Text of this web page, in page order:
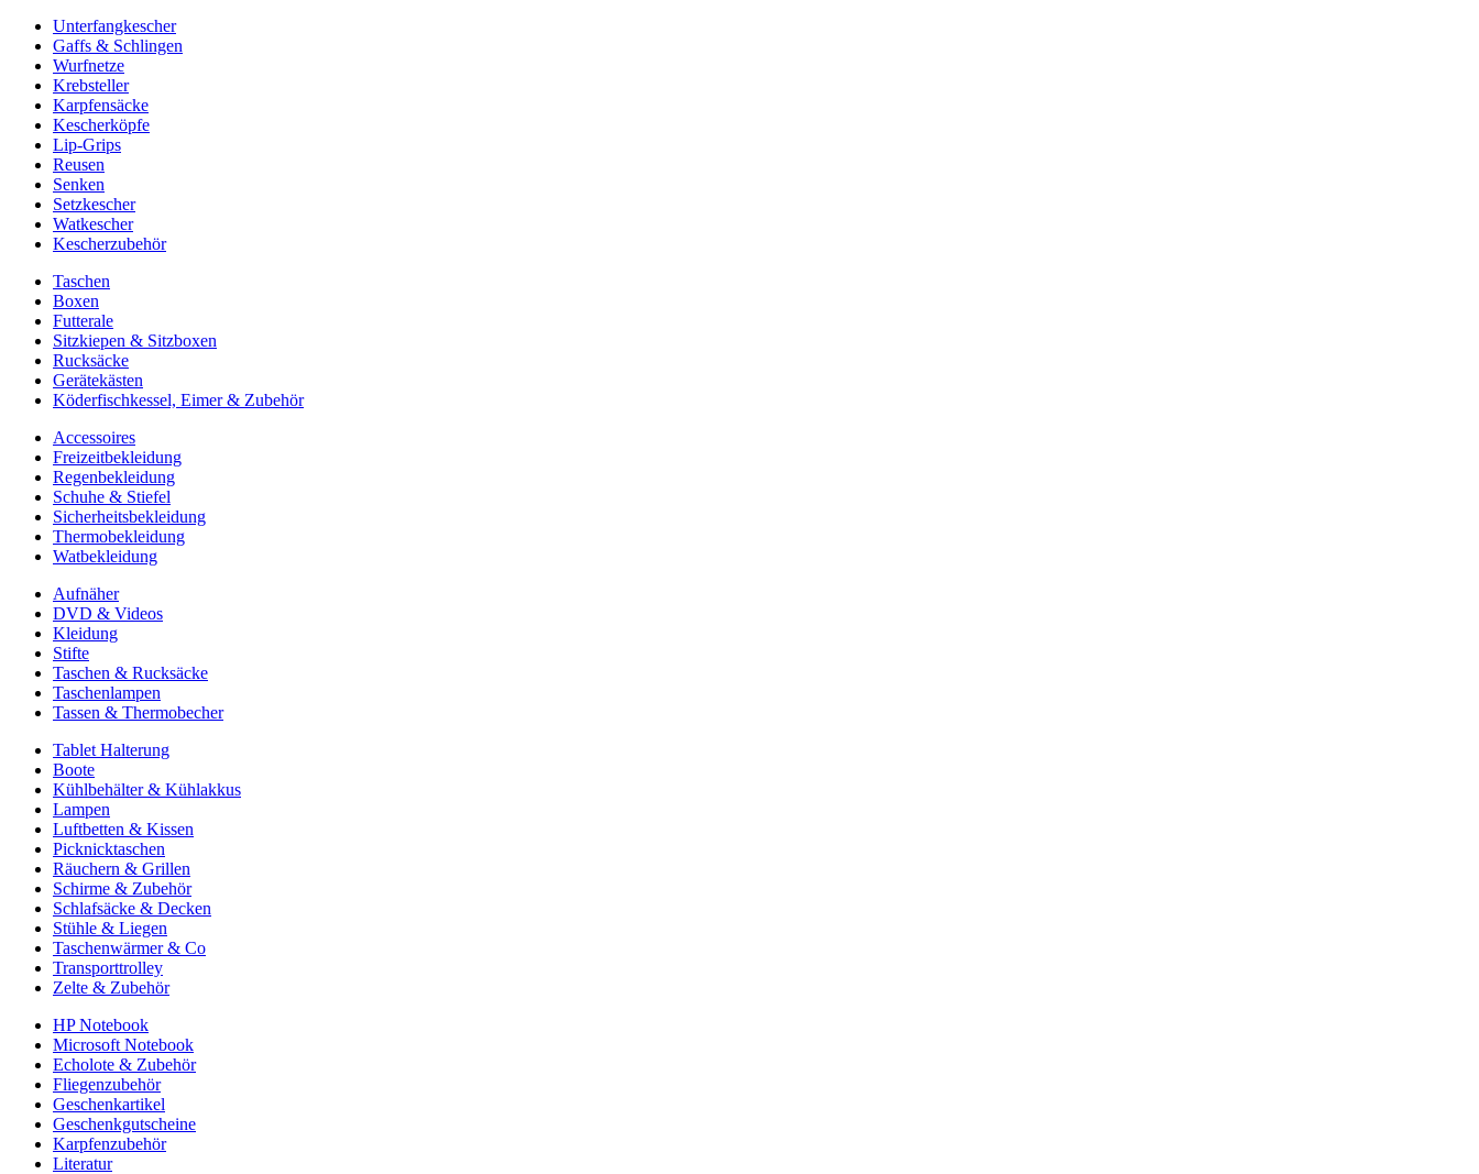
Unterfangkescher
Gaffs & Schlingen
Wurfnetze
Krebsteller
Karpfensäcke
Kescherköpfe
Lip-Grips
Reusen
Senken
Setzkescher
Watkescher
Kescherzubehör
Taschen
Boxen
Futterale
Sitzkiepen & Sitzboxen
Rucksäcke
Gerätekästen
Köderfischkessel, Eimer & Zubehör
Accessoires
Freizeitbekleidung
Regenbekleidung
Schuhe & Stiefel
Sicherheitsbekleidung
Thermobekleidung
Watbekleidung
Aufnäher
DVD & Videos
Kleidung
Stifte
Taschen & Rucksäcke
Taschenlampen
Tassen & Thermobecher
Tablet Halterung
Boote
Kühlbehälter & Kühlakkus
Lampen
Luftbetten & Kissen
Picknicktaschen
Räuchern & Grillen
Schirme & Zubehör
Schlafsäcke & Decken
Stühle & Liegen
Taschenwärmer & Co
Transporttrolley
Zelte & Zubehör
HP Notebook
Microsoft Notebook
Echolote & Zubehör
Fliegenzubehör
Geschenkartikel
Geschenkgutscheine
Karpfenzubehör
Literatur